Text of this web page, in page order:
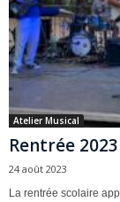
Atelier Musical
Rentrée
24 août 2023
La rentrée scolaire